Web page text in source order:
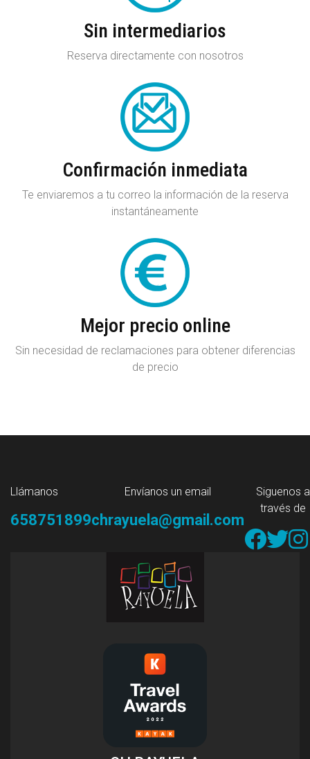
Sin intermediarios
Reserva directamente con nosotros
Confirmación inmediata
Te enviaremos a tu correo la información de la reserva
instantáneamente
Mejor precio online
Sin necesidad de reclamaciones para obtener diferencias
de precio
Llámanos
658751899
Envíanos un email
chrayuela@gmail.com
Siguenos a
través de